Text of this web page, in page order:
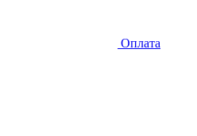
Оплата